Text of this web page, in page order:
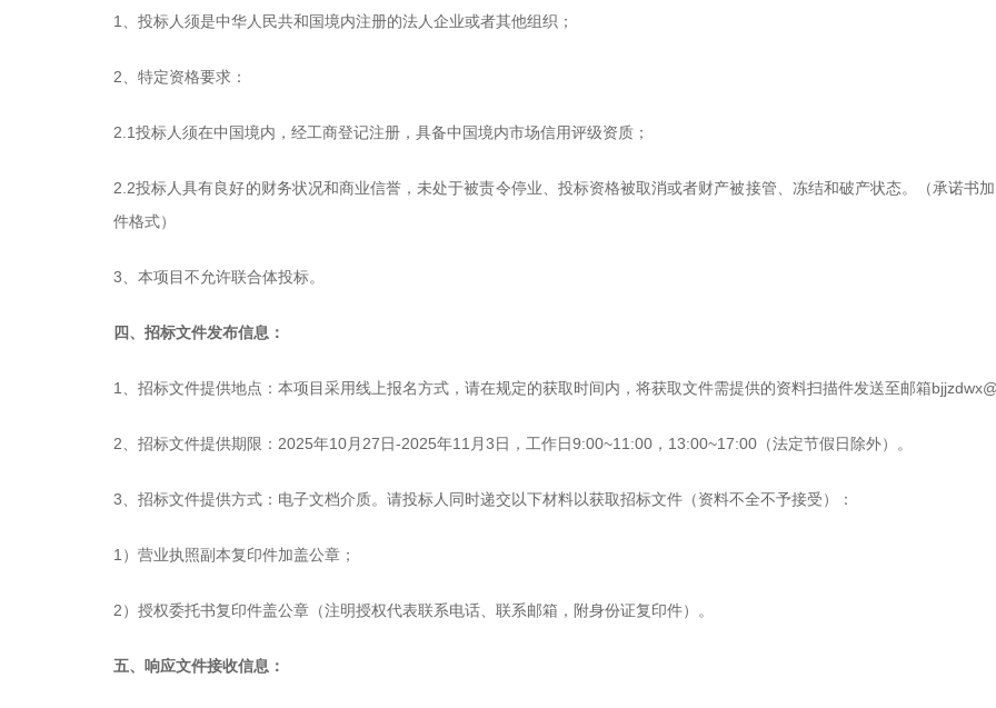
1、投标人须是中华人民共和国境内注册的法人企业或者其他组织；
2、特定资格要求：
2.1投标人须在中国境内，经工商登记注册，具备中国境内市场信用评级资质；
2.2投标人具有良好的财务状况和商业信誉，未处于被责令停业、投标资格被取消或者财产被接管、冻结和破产状态。（承诺书
件格式）
3、本项目不允许联合体投标。
四、招标文件发布信息：
1、招标文件提供地点：本项目采用线上报名方式，请在规定的获取时间内，将获取文件需提供的资料扫描件发送至邮箱
2、招标文件提供期限： 2025年10月27日-2025年11月3日，工作日9:00~11:00 ， 13:00~17:00 （法定节假日除外）。
3、招标文件提供方式：电子文档介质。请投标人同时递交以下材料以获取招标文件（资料不全不予接受） ：
1） 营业执照副本复印件加盖公章；
2） 授权委托书复印件盖公章（注明授权代表联系电话、联系邮箱，附身份证复印件）。
五、响应文件接收信息：